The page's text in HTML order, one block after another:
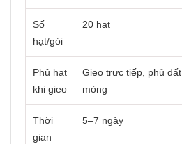
Số
hạt/gói
20 hạt
Phủ hạt
khi gieo
Gieo trực tiếp, phủ đất
mỏng
Thời
gian
5–7 ngày